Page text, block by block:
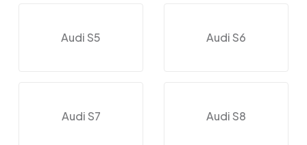
Audi S5 Audi S6
Audi S7 Audi S8